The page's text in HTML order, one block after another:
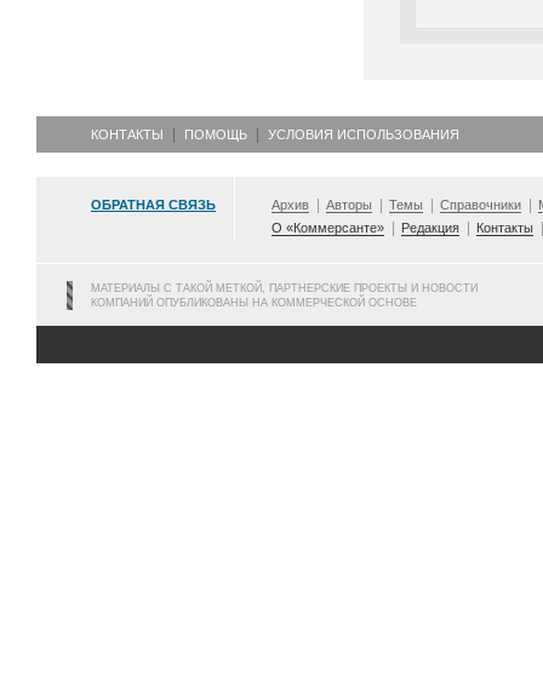
КОНТАКТЫ ПОМОЩЬ УСЛОВИЯ ИСПОЛЬЗОВАНИЯ
ОБРАТНАЯ СВЯЗЬ Архив Авторы Темы Справочники
О «Коммерсанте»
Редакция Контакты
МАТЕРИАЛЫ С ТАКОЙ МЕТКОЙ, ПАРТНЕРСКИЕ ПРОЕКТЫ И НОВОСТИ
КОМПАНИЙ ОПУБЛИКОВАНЫ НА КОММЕРЧЕСКОЙ ОСНОВЕ